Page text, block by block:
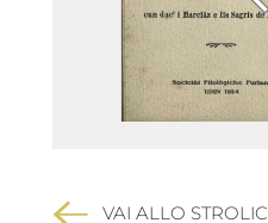
VAI ALLO STROLIC